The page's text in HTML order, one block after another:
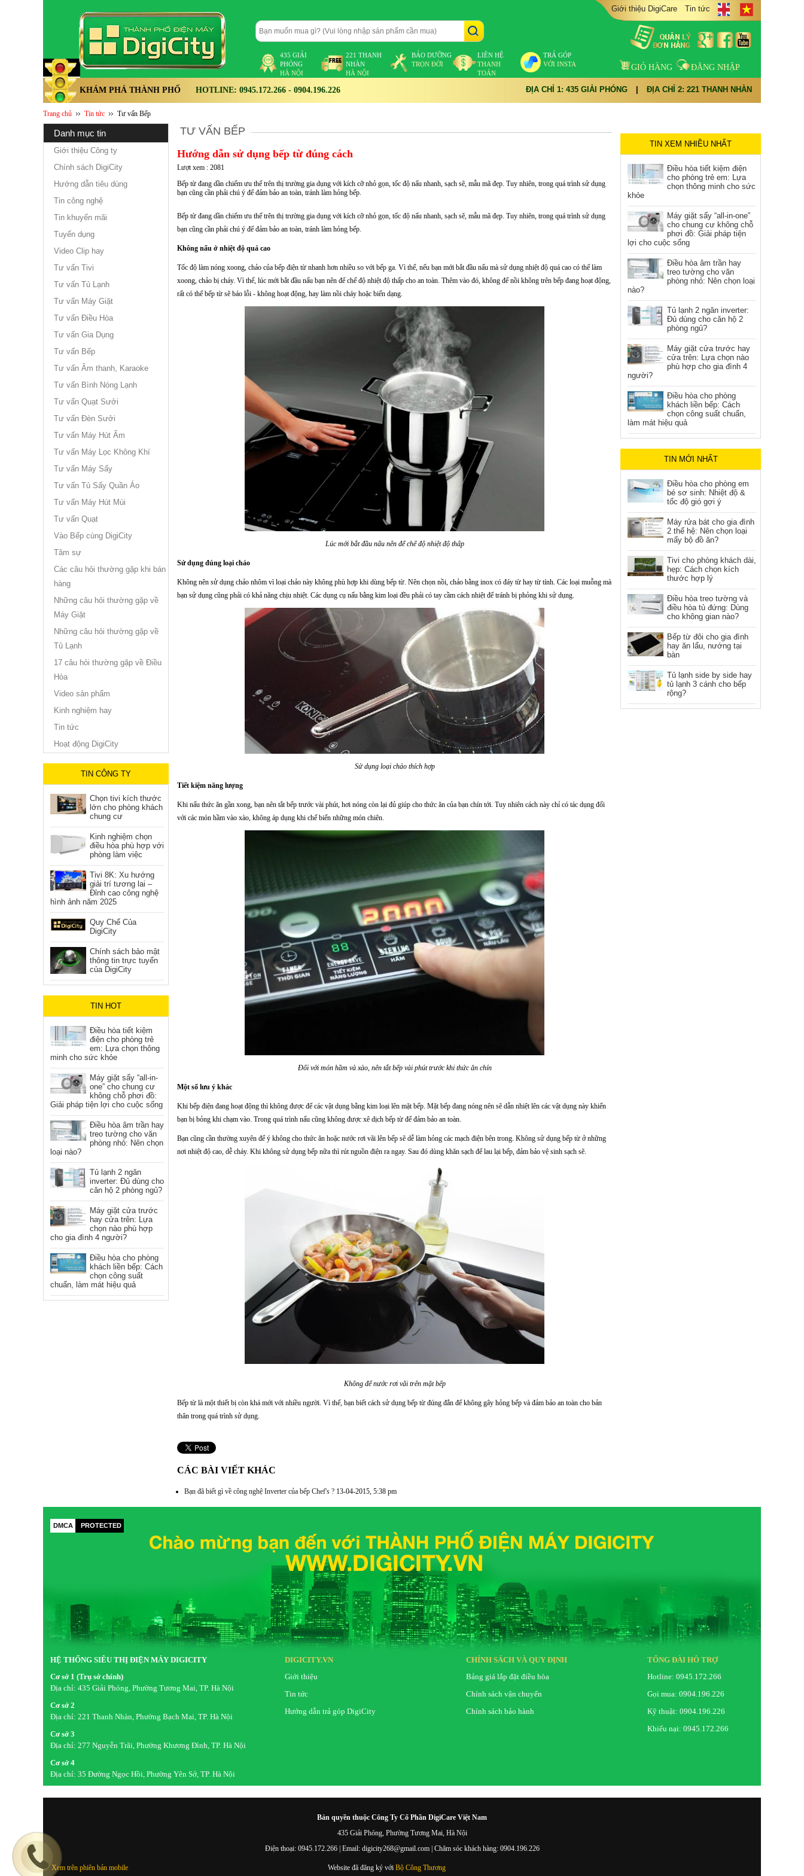
435 GIẢI
PHÓNG
HÀ NỘI
221 THANH
NHÀN
HÀ NỘI
BẢO DƯỠNG
TRỌN ĐỜI
LIÊN HỆ
THANH
TOÁN
TRẢ GÓP
VỚI INSTA
Giới thiệu DigiCare Tin tức
GIỎ HÀNG ĐĂNG NHẬP
KHÁM PHÁ THÀNH PHỐ HOTLINE: 0945.172.266 - 0904.196.226 ĐỊA CHỈ 1: 435 GIẢI PHÓNG ĐỊA CHỈ 2: 221 THANH NHÀN
Trang chủ Tin tức Tư vấn Bếp
danh mục tin
Giới thiệu Công ty
Chính sách DigiCity
Hướng dẫn tiêu dùng
Tin công nghệ
Tin khuyến mãi
Tuyển dụng
Video Clip hay
Tư vấn Tivi
Tư vấn Tủ Lạnh
Tư vấn Máy Giặt
Tư vấn Điều Hòa
Tư vấn Gia Dụng
Tư vấn Bếp
Tư vấn Âm thanh, Karaoke
Tư vấn Bình Nóng Lạnh
Tư vấn Quạt Sưởi
Tư vấn Đèn Sưởi
Tư vấn Máy Hút Ẩm
Tư vấn Máy Lọc Không Khí
Tư vấn Máy Sấy
Tư vấn Tủ Sấy Quần Áo
Tư vấn Máy Hút Mùi
Tư vấn Quạt
Vào Bếp cùng DigiCity
Tâm sự
Các câu hỏi thường gặp khi bán
hàng
Những câu hỏi thường gặp về
Máy Giặt
Những câu hỏi thường gặp về
Tủ Lạnh
17 câu hỏi thường gặp về Điều
Hòa
Video sản phẩm
Kinh nghiệm hay
Tin tức
Hoạt động DigiCity
TIN CÔNG TY
Chọn tivi kích thước
lớn cho phòng khách
chung cư
Kinh nghiệm chọn
điều hòa phù hợp với
phòng làm việc
Tivi 8K: Xu hướng
giải trí tương lai –
Đỉnh cao công nghệ
hình ảnh năm 2025
Quy Chế Của
DigiCity
Chính sách bảo mật
thông tin trực tuyến
của DigiCity
TIN HOT
Điều hòa tiết kiệm
điện cho phòng trẻ
em: Lựa chọn thông
minh cho sức khỏe
Máy giặt sấy “all-in-
one” cho chung cư
không chỗ phơi đồ:
Giải pháp tiện lợi cho cuộc sống
Điều hòa âm trần hay
treo tường cho văn
phòng nhỏ: Nên chọn
loại nào?
Tủ lạnh 2 ngăn
inverter: Đủ dùng cho
căn hộ 2 phòng ngủ?
Máy giặt cửa trước
hay cửa trên: Lựa
chọn nào phù hợp
cho gia đình 4 người?
Điều hòa cho phòng
khách liền bếp: Cách
chọn công suất
chuẩn, làm mát hiệu quả
TƯ VẤN BẾP
Hướng dẫn sử dụng bếp từ đúng cách
Lượt xem : 2081
Bếp từ đang dần chiếm ưu thế trên thị trường gia dụng với kích cỡ nhỏ gọn, tốc độ nấu nhanh, sạch sẽ, mẫu mã đẹp. Tuy nhiên, trong quá trình sử dụng
bạn cũng cần phải chú ý để đảm bảo an toàn, tránh làm hỏng bếp.
Bếp từ đang dần chiếm ưu thế trên thị trường gia dụng với kích cỡ nhỏ gọn, tốc độ nấu nhanh, sạch sẽ, mẫu mã đẹp. Tuy nhiên, trong quá trình sử dụng
bạn cũng cần phải chú ý để đảm bảo an toàn, tránh làm hỏng bếp.
Không nấu ở nhiệt độ quá cao
Tốc độ làm nóng xoong, chảo của bếp điện từ nhanh hơn nhiều so với bếp ga. Vì thế, nếu bạn mới bắt đầu nấu mà sử dụng nhiệt độ quá cao có thể làm
xoong, chảo bị cháy. Vì thế, lúc mới bắt đầu nấu bạn nên để chế độ nhiệt độ thấp cho an toàn. Thêm vào đó, không để nồi không trên bếp đang hoạt động,
rất có thể bếp từ sẽ báo lỗi - không hoạt động, hay làm nồi cháy hoặc biến dạng.
Lúc mới bắt đầu nấu nên để chế độ nhiệt độ thấp
Sử dụng đúng loại chảo
Không nên sử dụng chảo nhôm vì loại chảo này không phù hợp khi dùng bếp từ. Nên chọn nồi, chảo bằng inox có đáy từ hay từ tính. Các loại muỗng mà
bạn sử dụng cũng phải có khả năng chịu nhiệt. Các dụng cụ nấu bằng kim loại đều phải có tay cầm cách nhiệt để tránh bị phỏng khi sử dụng.
Sử dụng loại chảo thích hợp
Tiết kiệm năng lượng
Khi nấu thức ăn gần xong, bạn nên tắt bếp trước vài phút, hơi nóng còn lại đủ giúp cho thức ăn của bạn chín tới. Tuy nhiên cách này chỉ có tác dụng đối
với các món hầm vào xào, không áp dụng khi chế biến những món chiên.
Đối với món hầm và xào, nên tắt bếp vài phút trước khi thức ăn chín
Một số lưu ý khác
Khi bếp điện đang hoạt động thì không được để các vật dụng bằng kim loại lên mặt bếp. Mặt bếp đang nóng nên sẽ dẫn nhiệt lên các vật dụng này khiến
bạn bị bỏng khi chạm vào. Trong quá trình nấu cũng không được xê dịch bếp từ để đảm bảo an toàn.
Bạn cũng cần thường xuyên để ý không cho thức ăn hoặc nước rơi vãi lên bếp sẽ dễ làm hỏng các mạch điện bên trong. Không sử dụng bếp từ ở những
nơi nhiệt độ cao, dễ cháy. Khi không sử dụng bếp nữa thì rút nguồn điện ra ngay. Sau đó dùng khăn sạch để lau lại bếp, đảm bảo vệ sinh sạch sẽ.
Không để nước rơi vãi trên mặt bếp
Bếp từ là một thiết bị còn khá mới với nhiều người. Vì thế, bạn biết cách sử dụng bếp từ đúng đắn để không gây hỏng bếp và đảm bảo an toàn cho bản
thân trong quá trình sử dụng.
CÁC BÀI VIẾT KHÁC
Bạn đã biết gì về công nghệ Inverter của bếp Chef's ? 13-04-2015, 5:38 pm
TIN XEM NHIỀU NHẤT
Điều hòa tiết kiệm điện
cho phòng trẻ em: Lựa
chọn thông minh cho sức
khỏe
Máy giặt sấy “all-in-one”
cho chung cư không chỗ
phơi đồ: Giải pháp tiện
lợi cho cuộc sống
Điều hòa âm trần hay
treo tường cho văn
phòng nhỏ: Nên chọn loại
nào?
Tủ lạnh 2 ngăn inverter:
Đủ dùng cho căn hộ 2
phòng ngủ?
Máy giặt cửa trước hay
cửa trên: Lựa chọn nào
phù hợp cho gia đình 4
người?
Điều hòa cho phòng
khách liền bếp: Cách
chọn công suất chuẩn,
làm mát hiệu quả
TIN MỚI NHẤT
Điều hòa cho phòng em
bé sơ sinh: Nhiệt độ &
tốc độ gió gợi ý
Máy rửa bát cho gia đình
2 thế hệ: Nên chọn loại
mấy bộ đồ ăn?
Tivi cho phòng khách dài,
hẹp: Cách chọn kích
thước hợp lý
Điều hòa treo tường và
điều hòa tủ đứng: Dùng
cho không gian nào?
Bếp từ đôi cho gia đình
hay ăn lẩu, nướng tại
bàn
Tủ lạnh side by side hay
tủ lạnh 3 cánh cho bếp
rộng?
DMCA PROTECTED
HỆ THỐNG SIÊU THỊ ĐIỆN MÁY DIGICITY
Cơ sở 1 (Trụ sở chính)
Địa chỉ: 435 Giải Phóng, Phường Tương Mai, TP. Hà Nội
Cơ sở 2
Địa chỉ: 221 Thanh Nhàn, Phường Bạch Mai, TP. Hà Nội
Cơ sở 3
Địa chỉ: 277 Nguyễn Trãi, Phường Khương Đình, TP. Hà Nội
Cơ sở 4
Địa chỉ: 35 Đường Ngọc Hồi, Phường Yên Sở, TP. Hà Nội
DIGICITY.VN
Giới thiệu
Tin tức
Hướng dẫn trả góp DigiCity
CHÍNH SÁCH VÀ QUY ĐỊNH
Bảng giá lắp đặt điều hòa
Chính sách vận chuyển
Chính sách bảo hành
TỔNG ĐÀI HỖ TRỢ
Hotline: 0945.172.266
Gọi mua: 0904.196.226
Kỹ thuật: 0904.196.226
Khiếu nại: 0945.172.266
Bản quyền thuộc Công Ty Cổ Phần DigiCare Việt Nam
435 Giải Phóng, Phường Tương Mai, Hà Nội
Điện thoại: 0945.172.266 | Email: digicity268@gmail.com | Chăm sóc khách hàng: 0904.196.226
Xem trên phiên bản mobile Website đã đăng ký với Bộ Công Thương